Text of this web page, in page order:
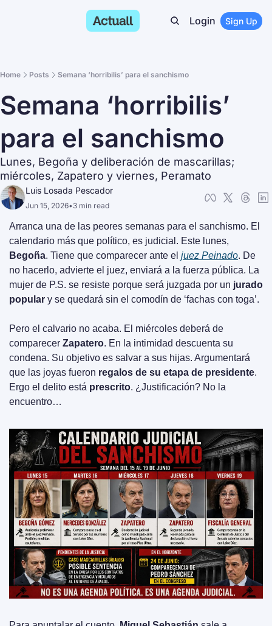
Login Sign Up
Home Posts Semana ‘horribilis’ para el sanchismo
Semana ‘horribilis’
para el sanchismo
Lunes, Begoña y deliberación de mascarillas;
miércoles, Zapatero y viernes, Peramato
Luis Losada Pescador
Jun 15, 2026•3 min read
Arranca una de las peores semanas para el sanchismo. El
Begoña. Tiene que comparecer ante el juez Peinado. De
no hacerlo, advierte el juez, enviará a la fuerza pública. La
mujer de P.S. se resiste porque será juzgada por un jurado
popular y se quedará sin el comodín de ‘fachas con toga’.
Pero el calvario no acaba. El miércoles deberá de
comparecer Zapatero. En la intimidad descuenta su
condena. Su objetivo es salvar a sus hijas. Argumentará
que las joyas fueron regalos de su etapa de presidente.
Ergo el delito está prescrito. ¿Justificación? No la
encuentro…